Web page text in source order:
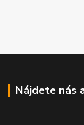
Nájdete nás